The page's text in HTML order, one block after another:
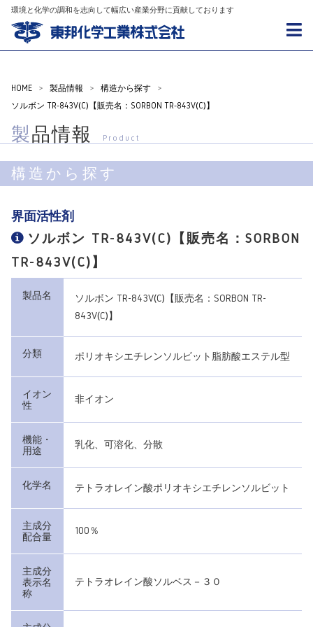
環境と化学の調和を志向して幅広い産業分野に貢献しております
HOME > 製品情報 > 構造から探す
>
ソルボン TR-843V(C)【販売名：SORBON TR-843V(C)】
製品情報 Product
構造から探す
界面活性剤
ソルボン TR-843V(C)【販売名：SORBON
TR-843V(C)】
製品名
ソルボン TR-843V(C)【販売名：SORBON TR-
843V(C)】
分類 ポリオキシエチレンソルビット脂肪酸エステル型
イオン
性
非イオン
機能・
用途
乳化、可溶化、分散
化学名 テトラオレイン酸ポリオキシエチレンソルビット
主成分
配合量
100％
主成分
表示名
称
テトラオレイン酸ソルベス－３０